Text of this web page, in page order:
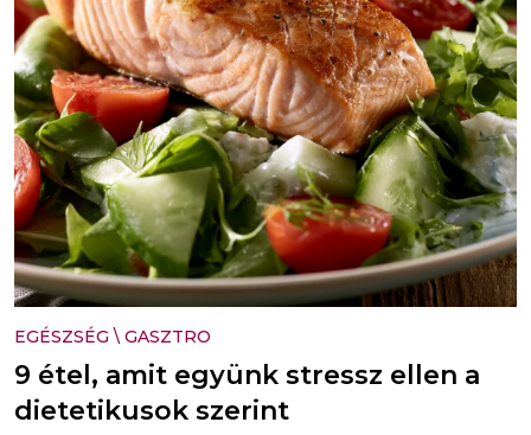
EGÉSZSÉG \ GASZTRO
9 étel, amit együnk stressz ellen a
dietetikusok szerint